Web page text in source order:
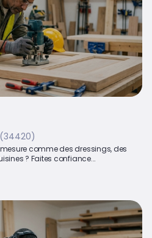
(34420)
comme des dressings, des
? Faites confiance...